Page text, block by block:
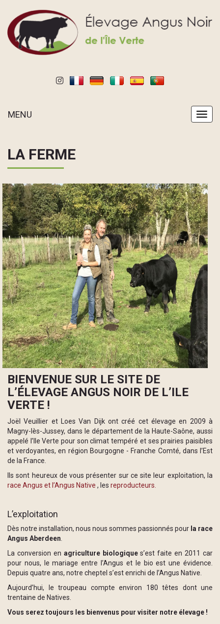
MENU
MENU
LA FERME
BIENVENUE SUR LE SITE DE
L’ÉLEVAGE ANGUS NOIR DE L’ILE
VERTE !
Joël Veuillier et Loes Van Dijk ont créé cet élevage en 2009 à
Magny-lès-Jussey, dans le département de la Haute-Saône, aussi
appelé l’Ile Verte pour son climat tempéré et ses prairies paisibles
et verdoyantes, en région Bourgogne - Franche Comté, dans l’Est
de la France.
Ils sont heureux de vous présenter sur ce site leur exploitation, la
race Angus et l’Angus Native , les reproducteurs.
L’exploitation
Dès notre installation, nous nous sommes passionnés pour la race
Angus Aberdeen
La conversion en agriculture biologiques’est faite en 2011 car
pour nous, le mariage entre l’Angus et le bio est une évidence.
Depuis quatre ans, notre cheptel s’est enrichi de l’Angus Native.
Aujourd’hui, le troupeau compte environ 180 têtes dont une
trentaine de Natives.
Vous serez toujours les bienvenus pour visiter notre élevage !